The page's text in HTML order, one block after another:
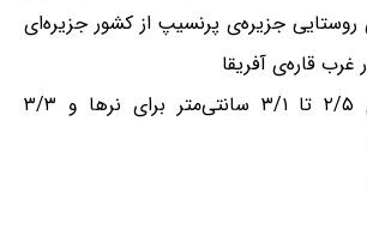
جزیره‌ی پرنسیپ از کشور جزیره‌ای
قاره‌ی آفریقا
بدن به درازای ۲/۵ تا ۳/۱ سانتی‌متر برای نرها و ۳/۳